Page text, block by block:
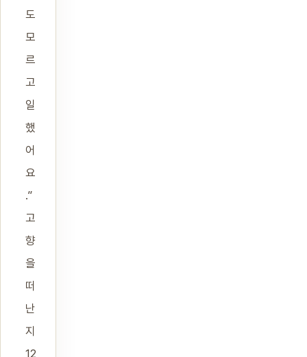
도
모
르
고
일
했
어
요
.”
고
향
을
떠
난
지
12